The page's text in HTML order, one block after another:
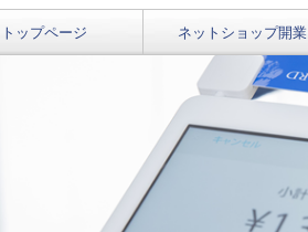
トップページ ネットショップ開業